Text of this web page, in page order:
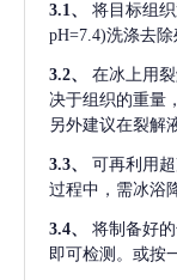
3.1、
将目标组
pH=7.4)洗涤去除
3.2、
在冰上用
决于组织的重量
另外建议在裂解
3.3、 可再利用
过程中，需冰浴
3.4、 将制备好
即可检测。或按